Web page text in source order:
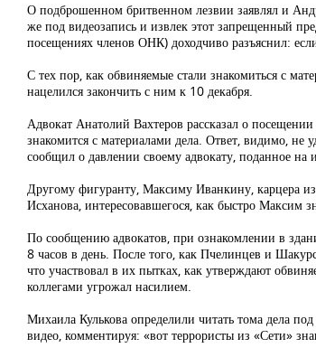
О подброшенном бритвенном лезвии заявлял и
же под видеозапись и извлек этот запрещенный
посещениях членов ОНК) доходчиво разъяснил:
С тех пор, как обвиняемые стали знакомиться с
нацелился закончить с ним к 10 декабря.
Адвокат Анатолий Вахтеров рассказал о
знакомится с материалами дела. Ответ, видимо, не
сообщил о давлении своему адвокату, поданное на
Другому фигуранту, Максиму Иванкину, карцера
Исханова, интересовавшегося, как быстро Максим
По сообщению адвокатов, при ознакомлении в
8 часов в день. После того, как Пчелинцев и
что участвовал в их пытках, как утверждают
коллегами угрожал насилием.
Михаила Кулькова определили читать тома дела
видео, комментируя: «вот террористы из «Сети»